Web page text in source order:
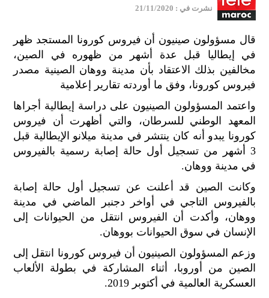
نشرت في : 21/11/2020
قال مسؤولون صينيون أن فيروس كورونا المستجد ظهر
في إيطاليا قبل عدة أشهر من ظهوره في الصين،
مخالفين بذلك الاعتقاد بأن مدينة ووهان الصينية مصدر
فيروس كورونا، وفق ما أوردته تقارير إعلامية
واعتمد المسؤولون الصينيون على دراسة إيطالية أجراها
المعهد الوطني للسرطان، والتي أظهرت أن فيروس
كورونا يبدو أنه كان ينتشر في مدينة ميلانو الإيطالية قبل
3 أشهر من تسجيل أول حالة إصابة رسمية بالفيروس
في مدينة ووهان.
وكانت الصين قد أعلنت عن تسجيل أول حالة إصابة
بالفيروس التاجي في أواخر دجنبر الماضي في مدينة
ووهان، وأكدت أن الفيروس انتقل من الحيوانات إلى
الإنسان في سوق الحيوانات بووهان.
وزعم المسؤولون الصينيون أن فيروس كورونا انتقل إلى
الصين من أوروبا، أثناء المشاركة في بطولة الألعاب
العسكرية العالمية في أكتوبر 2019.